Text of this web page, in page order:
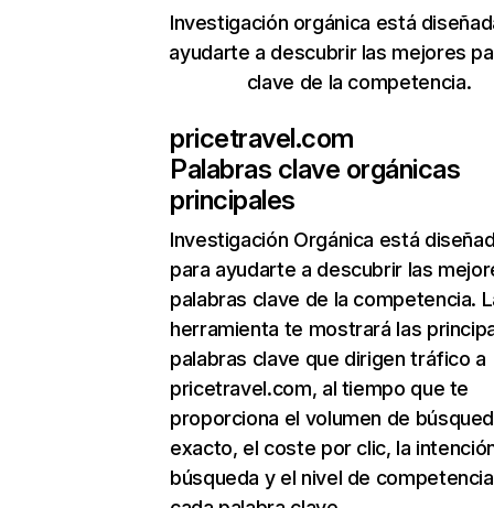
Investigación orgánica está
ayudarte a descubrir las mejores
clave de la competencia.
pricetravel.com
Palabras clave orgánicas
principales
Investigación Orgánica está
para ayudarte a descubrir las
palabras clave de la competencia.
herramienta te mostrará las
palabras clave que dirigen tráfico a
pricetravel.com, al tiempo que te
proporciona el volumen de
exacto, el coste por clic, la
búsqueda y el nivel de